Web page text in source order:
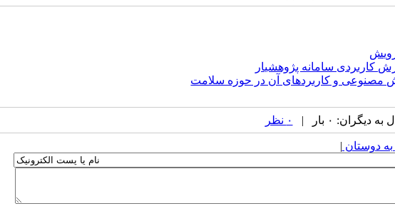
کاربردی سامانه پژوهشیار
مصنوعی و کاربردهای آن در حوزه سلامت
۰ بار | ۰ نظر
به دوستان |